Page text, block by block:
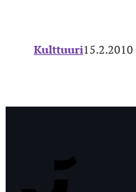
Kulttuuri15.2.2010